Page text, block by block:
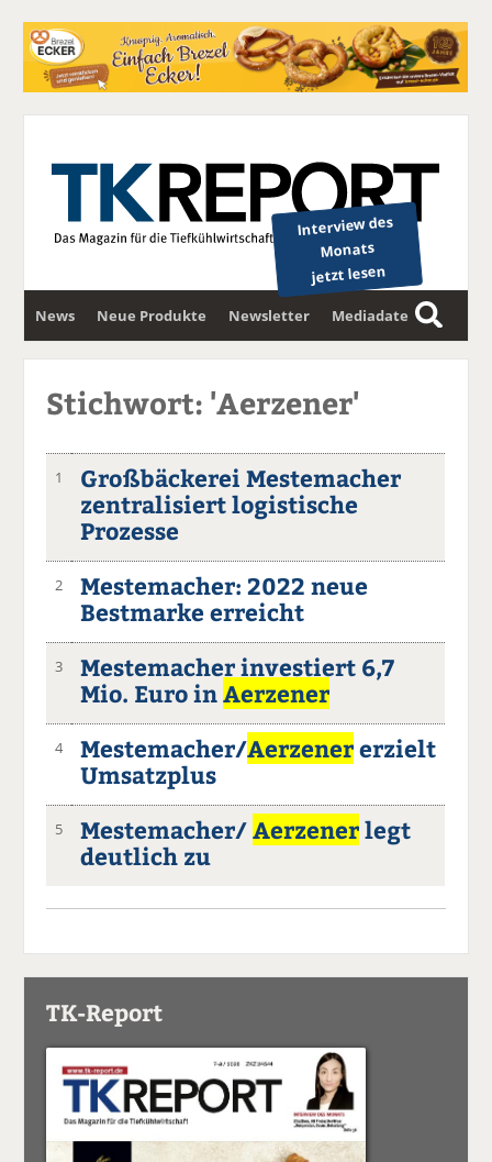
Interview des
Monats
jetzt lesen
News Neue Produkte Newsletter Mediadaten
S
u
Stichwort: 'Aerzener'
1
Großbäckerei Mestemacher
zentralisiert logistische
Prozesse
2
Mestemacher: 2022 neue
Bestmarke erreicht
3
Mestemacher investiert 6,7
Mio. Euro inAerzener
4 Mestemacher/Aerzenererzielt
Umsatzplus
5 Mestemacher/Aerzenerlegt
deutlich zu
TK-Report